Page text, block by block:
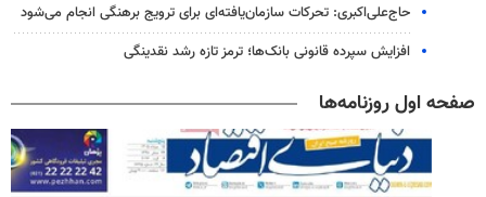
حاج‌علی‌اکبری: تحرکات سازمان‌یافته‌ای برای ترویج برهنگی انجام می‌شود
افزایش سپرده قانونی بانک‌ها؛ ترمز تازه رشد نقدینگی
صفحه اول روزنامه‌ها